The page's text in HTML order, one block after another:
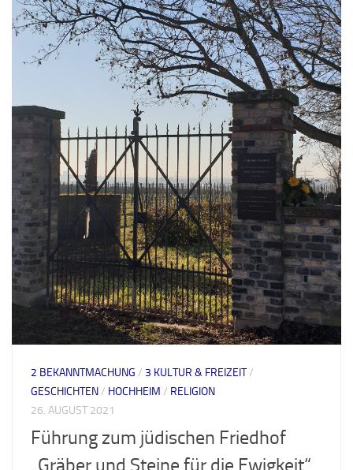
2 BEKANNTMACHUNG / 3 KULTUR & FREIZEIT/
GESCHICHTEN/ HOCHHEIM / RELIGION
26. AUGUST 2021
Führung zum jüdischen Friedhof
„Gräber und Steine für die Ewigkeit“